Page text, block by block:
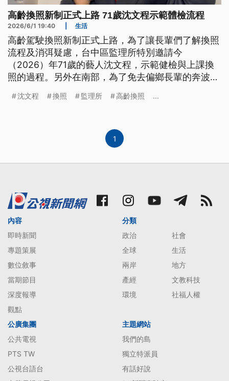
高齡換照新制正式上路 71歲沈文程示範體檢流程
2026/6/1 19:40 生活
高齡駕駛換照新制正式上路，為了讓長輩們了解換照
流程及消弭疑慮，台中區監理所特別邀請今
（2026）年71歲的藝人沈文程，示範健檢與上課換
照的過程。另外在南部，為了免去偏鄉長輩的奔波之
習、領照一條龍的下鄉服務，實施首日就吸引超過
沈文程 換照 監理所 高齡換照 ...
1
內容
即時新聞
專題策展
數位敘事
當期節目
深度報導
觀點
分類
政治
社會
全球
生活
兩岸
地方
產經
文教科技
環境
社福人權
公廣集團
公共電視
PTS TW
公視台語台
主題網站
我們的島
獨立特派員
有話好說